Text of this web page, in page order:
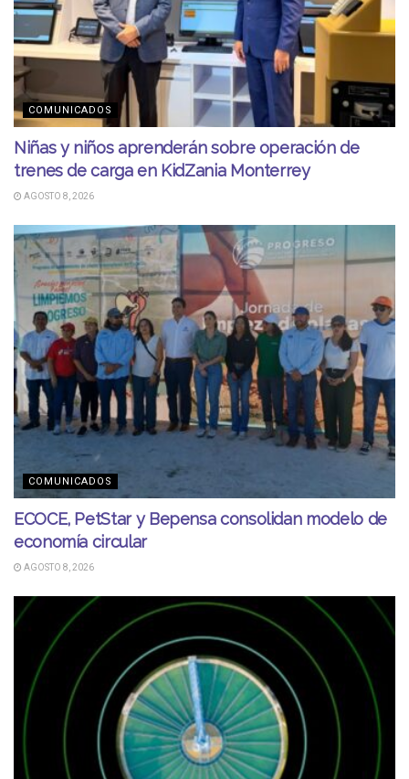
COMUNICADOS
Niñas y niños aprenderán sobre operación de
trenes de carga en KidZania Monterrey
AGOSTO 8, 2026
COMUNICADOS
ECOCE, PetStar y Bepensa consolidan modelo de
economía circular
AGOSTO 8, 2026